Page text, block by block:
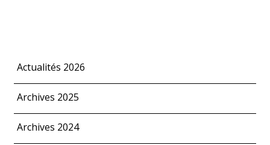
Actualités 2026
Archives 2025
Archives 2024